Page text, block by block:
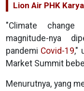
Lion Air PHK
"Climate
magnitude-nya
pandemi Covid-19,"
Market Summit
Menurutnya, yang